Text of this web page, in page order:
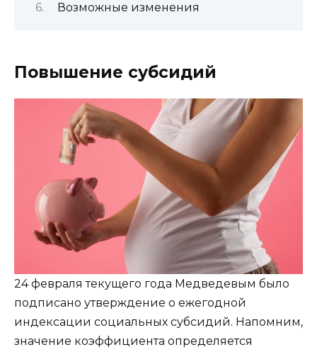
Возможные изменения
Повышение субсидий
24 февраля текущего года Медведевым было
подписано утверждение о ежегодной
индексации социальных субсидий. Напомним,
значение коэффициента определяется